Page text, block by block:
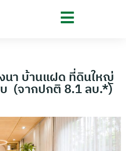
นา บ้านแฝด ที่ดินใหญ่
(จากปกติ 8.1 ลบ.*)